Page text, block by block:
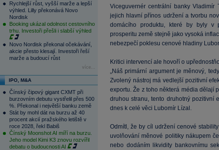
Rychlejší růst, vyšší marže a lepší
výhled. Lilly překonává Novo
Nordisk
Booking ukázal odolnost cestovního
trhu. Investoři přešli i slabší výhled
Novo Nordisk překonal očekávání,
akcie přesto klesají. Investoři řeší
marže a budoucí růst
více...
IPO, M&A
Čínský čipový gigant CXMT při
burzovním debutu vystřelil přes 500
%. Překonal i největší banku země
Stát by mohl dát na burzu až 40
procent akcií pražského letiště v
roce 2028, řekl Babiš
Čínský Moonshot AI míří na burzu.
Jeho model Kimi K3 znovu rozvířil
debatu o budoucnosti AI
Viceguvernér centrální banky
jejich hlavní přínos udržení a tvorbu
domácího produktu, které by byly v
prosperitu země stejně jako vysoká
nebezpečí poklesu cenové hladiny
Kritici intervencí ale hovoří o
„Náš primární argument je měnový,
Zvolený nástroj má vedlejší pozitivní
exportu. Že z toho některá média dělají
druhou stranu, tento druhotný pozitivní
dnes k celé věci Lubomír Lízal.
Odmítl, že by cíl udržení cenové
uvolňování měnové politiky nákupem
nebo dodáním likvidity bankovnímu